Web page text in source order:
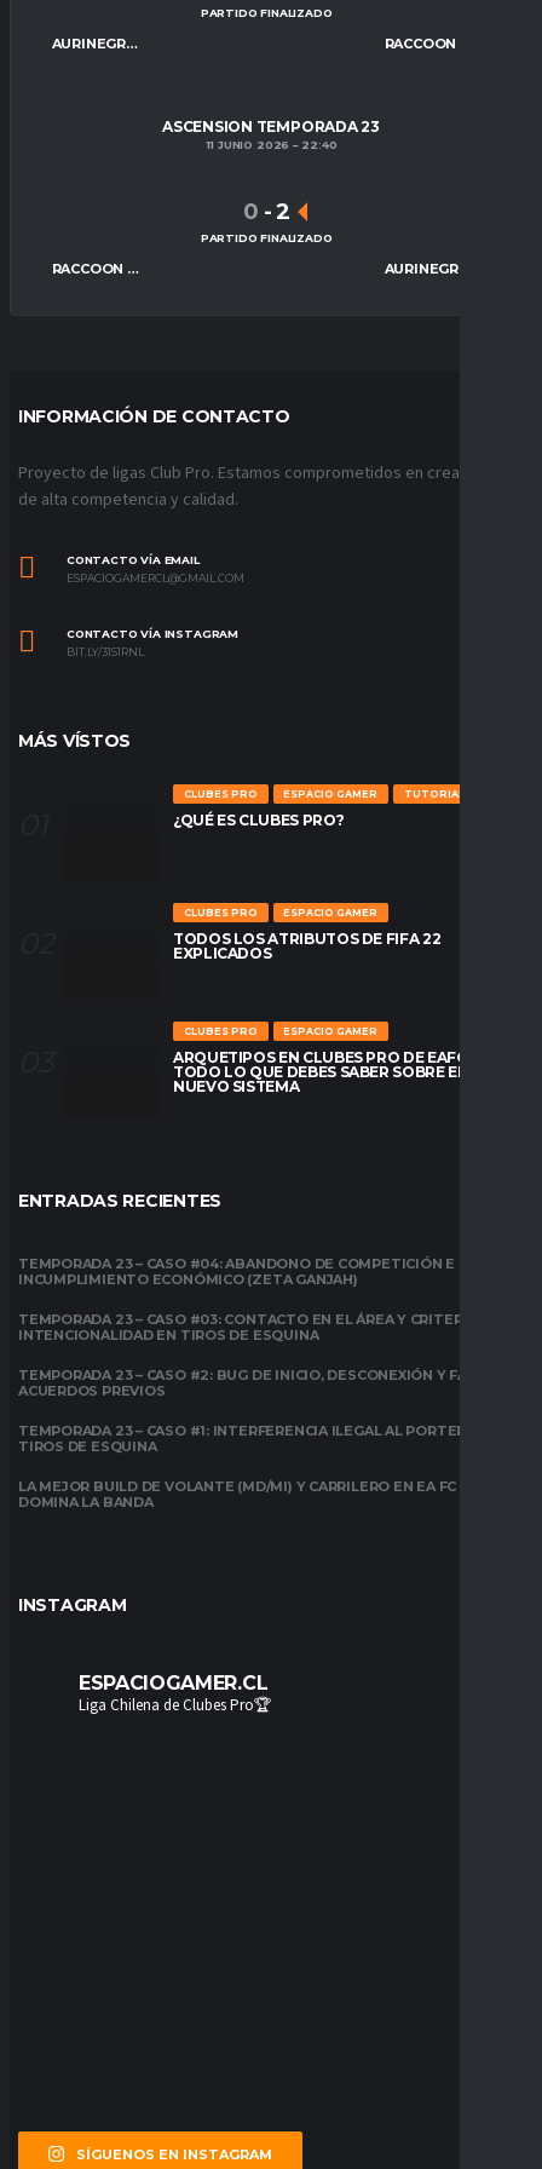
AURINEGRO ESPORTS
PARTIDO FINALIZADO
ASCENSION TEMPORADA 23
11 JUNIO 2026 22:40
RACCOON REAPERS ESPORTS AURINEGRO ESPORTS
0 -2
PARTIDO FINALIZADO
INFORMACIÓN DE CONTACTO
Proyecto de ligas Club Pro. Estamos comprometidos en crear ligas
de alta competencia y calidad.
CONTACTO VÍA EMAIL
ESPACIOGAMERCL@GMAIL.COM
CONTACTO VÍA INSTAGRAM
BIT.LY/31S1RNL
MÁS VÍSTOS
CLUBES PRO ESPACIO GAMER TUTORIALES
¿QUÉ ES CLUBES PRO?
CLUBES PRO ESPACIO GAMER
TODOS LOS ATRIBUTOS DE FIFA 22
EXPLICADOS
CLUBES PRO ESPACIO GAMER
ARQUETIPOS EN CLUBES PRO DE EAFC26:
TODO LO QUE DEBES SABER SOBRE EL
NUEVO SISTEMA
ENTRADAS RECIENTES
TEMPORADA 23 – CASO #04: ABANDONO DE COMPETICIÓN E
INCUMPLIMIENTO ECONÓMICO (ZETA GANJAH)
TEMPORADA 23 – CASO #03: CONTACTO EN EL ÁREA Y CRITERIO DE
INTENCIONALIDAD EN TIROS DE ESQUINA
TEMPORADA 23 – CASO #2: BUG DE INICIO, DESCONEXIÓN Y FALTA DE
ACUERDOS PREVIOS
TEMPORADA 23 – CASO #1: INTERFERENCIA ILEGAL AL PORTERO EN
TIROS DE ESQUINA
LA MEJOR BUILD DE VOLANTE (MD/MI) Y CARRILERO EN EA FC 26:
DOMINA LA BANDA
INSTAGRAM
ESPACIOGAMER.CL
Liga Chilena de Clubes Pro🏆
SÍGUENOS EN INSTAGRAM